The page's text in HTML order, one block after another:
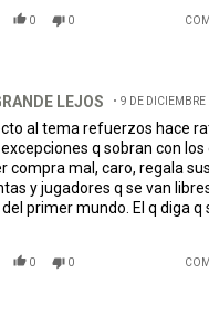
0 0
LEJOS 9 DE DICIEMBRE
al tema refuerzos hace
q sobran con los
caro, regala sus jugadores entre
y jugadores q se van
caro tiene razón pero si
saldo económico es
la paupérrima performance
0 0